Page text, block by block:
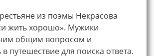
из поэмы Некрасова
жить хорошо». Мужики
общим вопросом и
путешествие для поиска ответа.